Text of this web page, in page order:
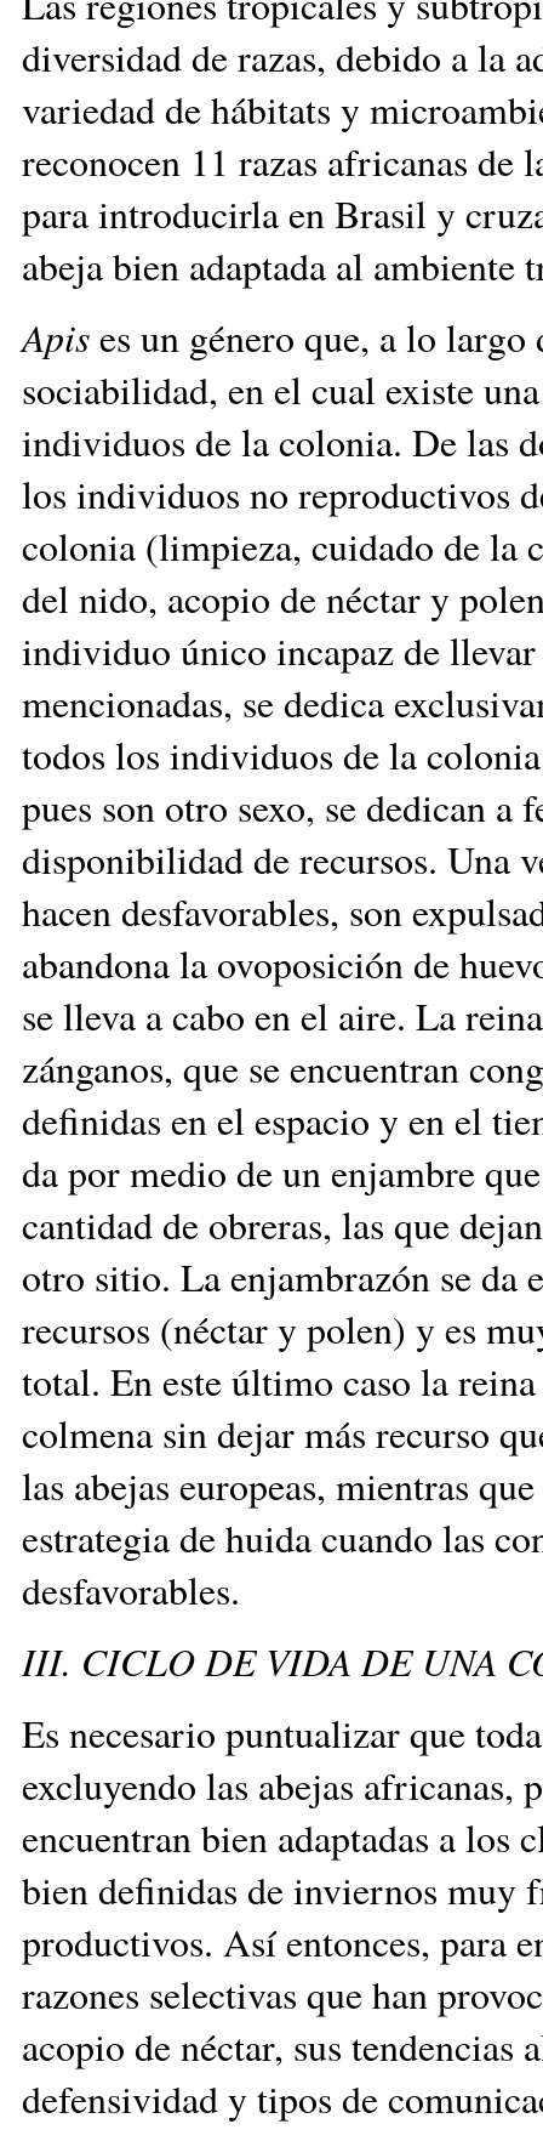
diversidad de razas, debido a la
variedad de hábitats y
reconocen 11 razas africanas de
para introducirla en Brasil y
abeja bien adaptada al
Apises un género que, a lo
sociabilidad, en el cual existe
individuos de la colonia. De las
los individuos no reproductivos
colonia (limpieza, cuidado de la
del nido, acopio de néctar y
individuo único incapaz de llevar
mencionadas, se dedica
todos los individuos de la
pues son otro sexo, se dedican a
disponibilidad de recursos. Una
hacen desfavorables, son
abandona la ovoposición de
se lleva a cabo en el aire. La
zánganos, que se encuentran
definidas en el espacio y en el
da por medio de un enjambre
cantidad de obreras, las que
otro sitio. La enjambrazón se da
recursos (néctar y polen) y es
total. En este último caso la
colmena sin dejar más recurso
las abejas europeas, mientras
estrategia de huida cuando las
desfavorables.
III. CICLO DE VIDA DE UNA
Es necesario puntualizar que
excluyendo las abejas africanas,
encuentran bien adaptadas a los
bien definidas de inviernos muy
productivos. Así entonces, para
razones selectivas que han
acopio de néctar, sus
defensividad y tipos de